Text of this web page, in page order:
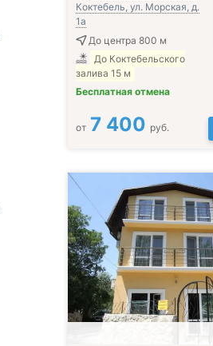
Коктебель, ул. Морская, д.
1а
До центра 800 м
До Коктебельского
залива 15 м
Бесплатная отмена
от 7 400 руб.